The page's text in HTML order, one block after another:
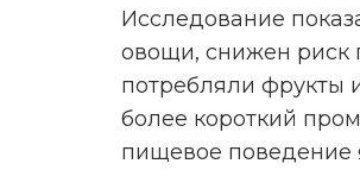
Исследование
овощи, снижен риск
потребляли фрукты
более короткий
пищевое поведение